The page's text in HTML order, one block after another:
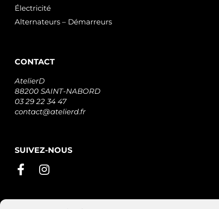
Électricité
Alternateurs – Démarreurs
CONTACT
AtelierD
88200 SAINT-NABORD
03 29 22 34 47
contact@atelierd.fr
SUIVEZ-NOUS